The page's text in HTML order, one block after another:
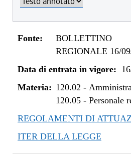
Fonte:
REGIONALE 16/
Data di entrata in vigore:
Materia: 120.02 -
120.05- Personale
REGOLAMENTI DI
ITER DELLA LEGGE